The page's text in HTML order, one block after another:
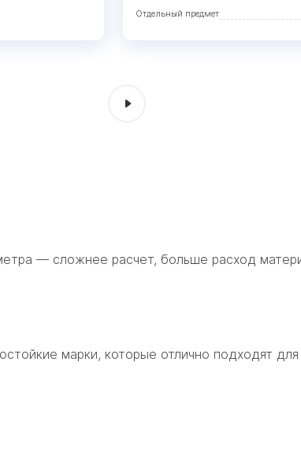
Отдельный предмет
— сложнее расчет, больше расход
марки, которые отлично подходят для